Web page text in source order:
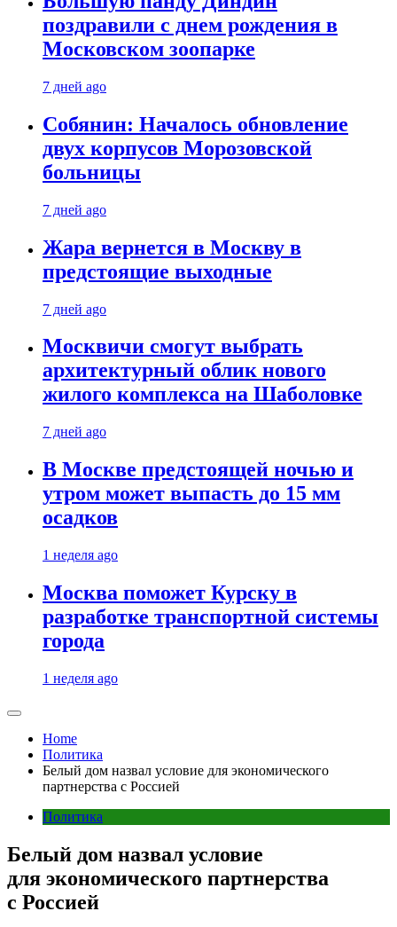
поздравили с днем рождения в
Московском зоопарке
7 дней ago
Собянин: Началось обновление
двух корпусов Морозовской
больницы
7 дней ago
Жара вернется в Москву в
предстоящие выходные
7 дней ago
Москвичи смогут выбрать
архитектурный облик нового
жилого комплекса на Шаболовке
7 дней ago
В Москве предстоящей ночью и
утром может выпасть до 15 мм
осадков
1 неделя ago
Москва поможет Курску в
разработке транспортной системы
города
1 неделя ago
Home
Политика
Белый дом назвал условие для экономического
партнерства с Россией
Политика
Белый дом назвал условие
для экономического партнерства
с Россией